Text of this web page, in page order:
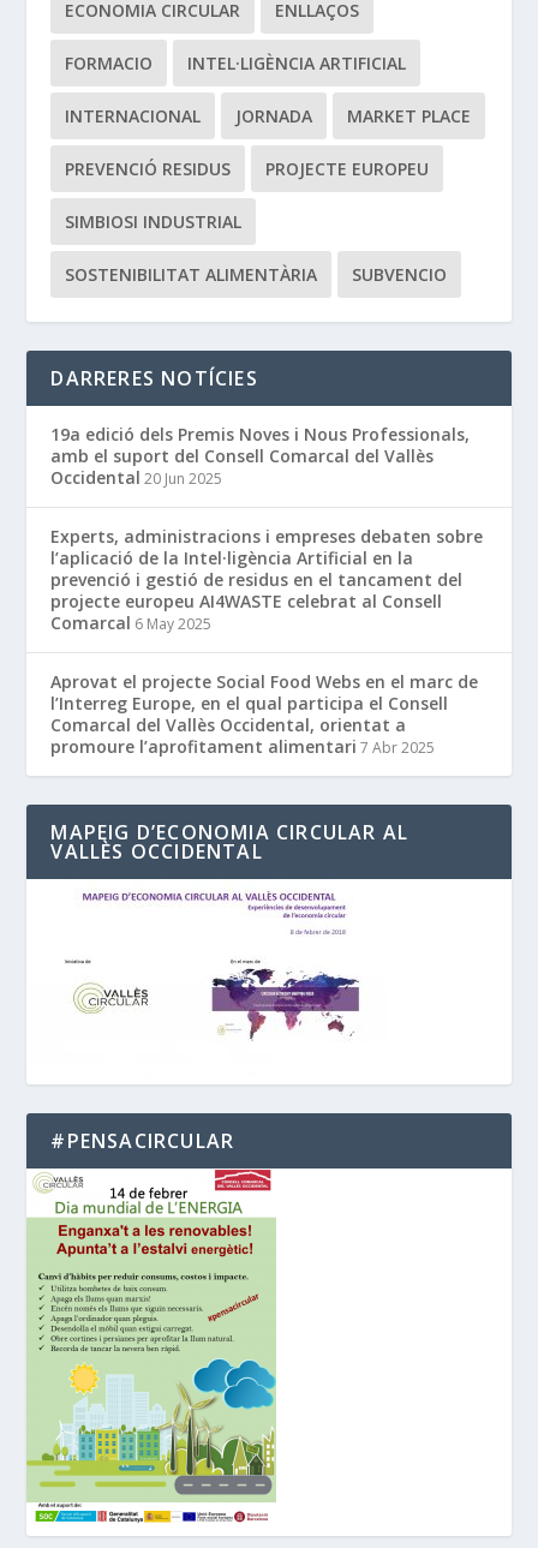
ECONOMIA CIRCULAR ENLLAÇOS
FORMACIO INTEL·LIGÈNCIA ARTIFICIAL
INTERNACIONAL JORNADA MARKET PLACE
PREVENCIÓ RESIDUS PROJECTE EUROPEU
SIMBIOSI INDUSTRIAL
SOSTENIBILITAT ALIMENTÀRIA SUBVENCIO
DARRERES NOTÍCIES
19a edició dels Premis Noves i Nous Professionals,
amb el suport del Consell Comarcal del Vallès
Occidental 20 Jun 2025
Experts, administracions i empreses debaten sobre
l’aplicació de la Intel·ligència Artificial en la
prevenció i gestió de residus en el tancament del
projecte europeu AI4WASTE celebrat al Consell
Comarcal 6 May 2025
Aprovat el projecte Social Food Webs en el marc de
l’Interreg Europe, en el qual participa el Consell
Comarcal del Vallès Occidental, orientat a
promoure l’aprofitament alimentari 7 Abr 2025
MAPEIG D’ECONOMIA CIRCULAR AL
VALLÈS OCCIDENTAL
#PENSACIRCULAR